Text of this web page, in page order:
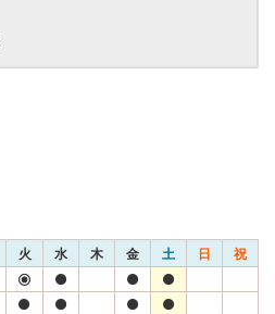
火 水 木 金 土 日 祝